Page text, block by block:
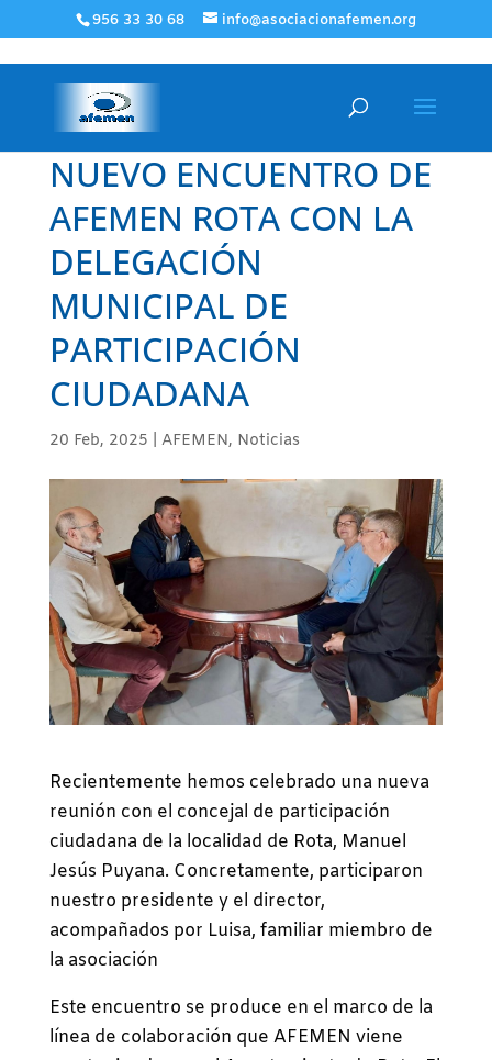
956 33 30 68 info@asociacionafemen.org
NUEVO ENCUENTRO DE
AFEMEN ROTA CON LA
DELEGACIÓN
MUNICIPAL DE
PARTICIPACIÓN
CIUDADANA
20 Feb, 2025 AFEMEN, Noticias
Recientemente hemos celebrado una nueva
reunión con el concejal de participación
ciudadana de la localidad de Rota, Manuel
Jesús Puyana. Concretamente, participaron
nuestro presidente y el director,
acompañados por Luisa, familiar miembro de
la asociación
Este encuentro se produce en el marco de la
línea de colaboración que AFEMEN viene